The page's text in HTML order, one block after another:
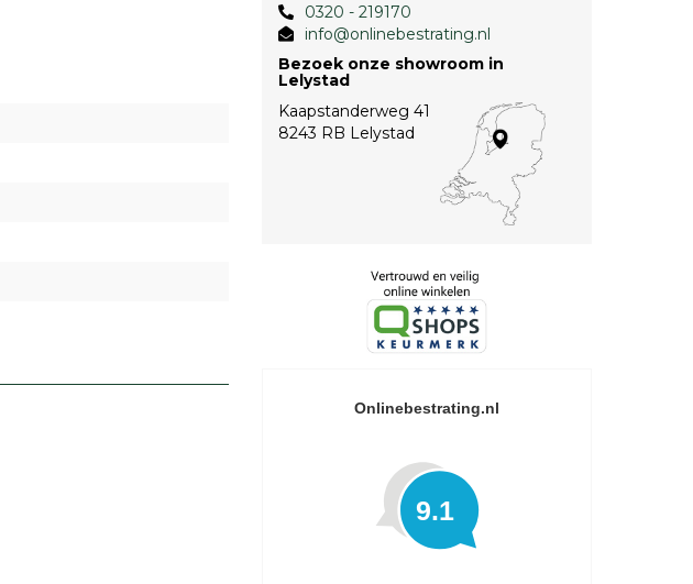
0320 - 219170
info@onlinebestrating.nl
Bezoek onze showroom in
Lelystad
Kaapstanderweg 41
8243 RB Lelystad
Onlinebestrating.nl
9.1